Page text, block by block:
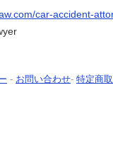
car-accident-
- お問い合わせ- 特定商